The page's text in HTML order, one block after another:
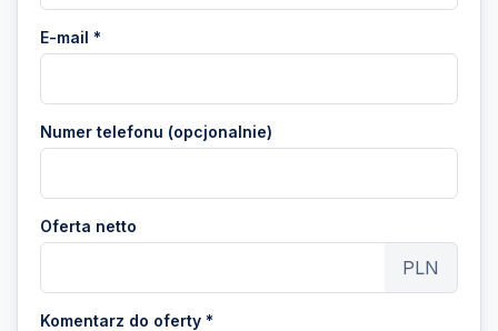
E-mail *
Numer telefonu (opcjonalnie)
Oferta netto
PLN
Komentarz do oferty *